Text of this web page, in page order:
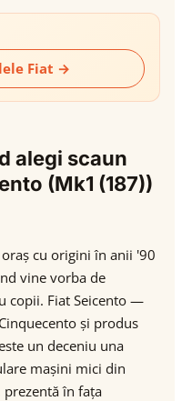
Fiat →
alegi scaun
(Mk1 (187))
cu origini în anii '90
vine vorba de
copii. Fiat Seicento —
și produs
un deceniu una
mașini mici din
prezentă în fața